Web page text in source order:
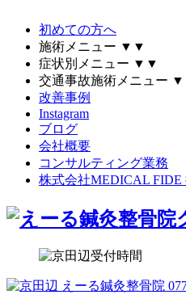
初めての方へ
施術メニュー ▼ ▼
症状別メニュー ▼ ▼
交通事故施術メニュー ▼
改善事例
Instagram
ブログ
会社概要
コンサルティング業務
株式会社MEDICAL FIDE